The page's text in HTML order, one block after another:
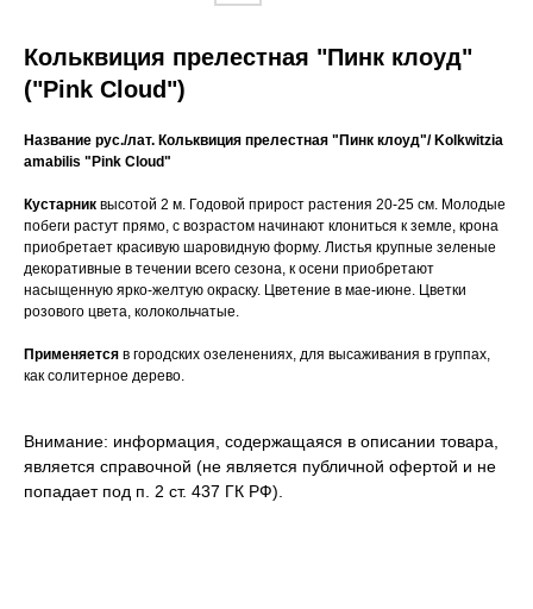
Кольквиция прелестная "Пинк клоуд"
("Pink Cloud")
Название рус./лат. Кольквиция прелестная "Пинк клоуд"/ Kolkwitzia
amabilis "Pink Cloud"
Кустарник высотой 2 м. Годовой прирост растения 20-25 см. Молодые
побеги растут прямо, с возрастом начинают клониться к земле, крона
приобретает красивую шаровидную форму. Листья крупные зеленые
декоративные в течении всего сезона, к осени приобретают
насыщенную ярко-желтую окраску. Цветение в мае-июне. Цветки
розового цвета, колокольчатые.
Применяется в городских озеленениях, для высаживания в группах,
как солитерное дерево.
Внимание: информация, содержащаяся в описании товара,
является справочной (не является публичной офертой и не
попадает под п. 2 ст. 437 ГК РФ).